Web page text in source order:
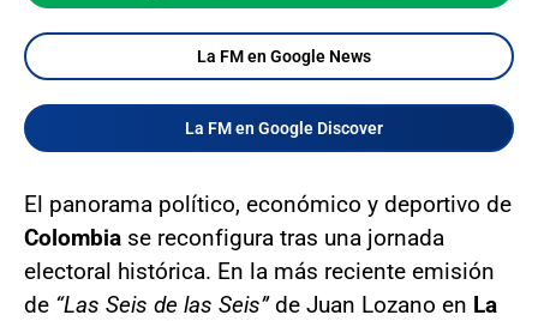
La FM en Google News
La FM en Google Discover
El panorama político, económico y deportivo de
Colombia se reconfigura tras una jornada
electoral histórica. En la más reciente emisión
de “Las Seis de las Seis”de Juan Lozano en La